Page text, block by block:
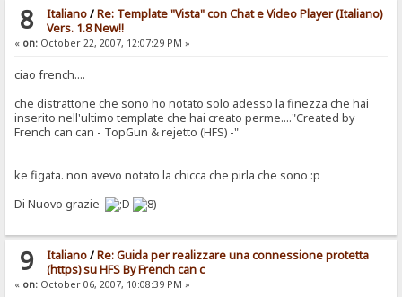
8 Italiano/Re: Template "Vista" con Chat e Video Player (Italiano)
Vers. 1.8 New!!
« on: October 22, 2007, 12:07:29 PM »
ciao french....
che distrattone che sono ho notato solo adesso la finezza che hai
inserito nell'ultimo template che hai creato perme...."Created by
French can can - TopGun & rejetto (HFS) -"
ke figata. non avevo notato la chicca che pirla che sono :p
Di Nuovo grazie
9 Italiano/Re: Guida per realizzare una connessione protetta
(https) su HFS By French can c
« on: October 06, 2007, 10:08:39 PM »